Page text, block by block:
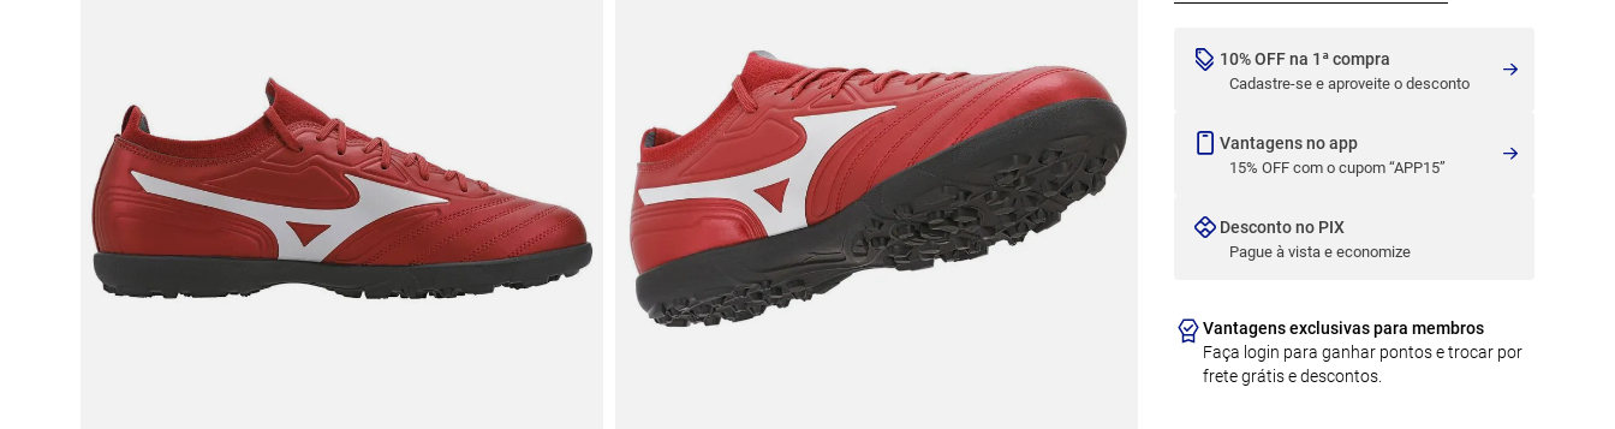
10% OFF na 1ª compra
Cadastre-se e aproveite o desconto
Vantagens no app
15% OFF com o cupom “APP15”
Desconto no PIX
Pague à vista e economize
Vantagens exclusivas para membros
Faça login para ganhar pontos e trocar por
frete grátis e descontos.